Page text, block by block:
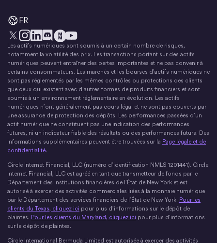
FR
X Instagram
LinkedIn
Discorde
Le mouvement monétaire
YouTube
Les actifs numériques sont soumis à un certain nombre de risques,
notamment la volatilité des prix. Les transactions portant sur des actifs
numériques peuvent entraîner des pertes importantes et ne pas convenir à
certains consommateurs. Les marchés et les bourses d’actifs numériques ne
sont pas réglementés par les mêmes contrôles ou protections des clients
que ceux qui existent avec d’autres formes de produits financiers et sont
soumis à un environnement réglementaire en évolution. Les actifs
numériques n’ont généralement pas cours légal et ne sont pas couverts par
une assurance de protection des dépôts. Les performances passées d’un
actif numérique ne constituent pas une indication des performances
futures, ni un indicateur fiable des résultats ou des performances futurs. Des
informations supplémentaires peuvent être trouvées sur la Page légale et de
confidentialité.
Circle Internet Financial, LLC (numéro d’identification NMLS 1201441). Circle
Internet Financial, LLC est agréé en tant que transmetteur de fonds par le
Département des institutions financières de l’État de New York et est
autorisé à exercer des activités commerciales liées à la monnaie numérique
par le Département des services financiers de l’État de New York. Pour les
clients du Texas, cliquez ici pour plus d’informations sur le dépôt de
plaintes. Pour les clients du Maryland, cliquez ici pour plus d’informations
sur le dépôt de plaintes.
Circle International Bermuda Limited est autorisée à exercer des activités